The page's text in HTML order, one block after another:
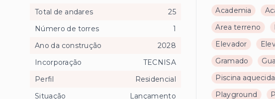
Academia
Area terreno
Elevador
Gramado
Piscina aquecida
Playground
Total de andares
25
Número de torres
1
Ano da construção
2028
Incorporação
TECNISA
Perfil
Residencial
Situação
Lançamento